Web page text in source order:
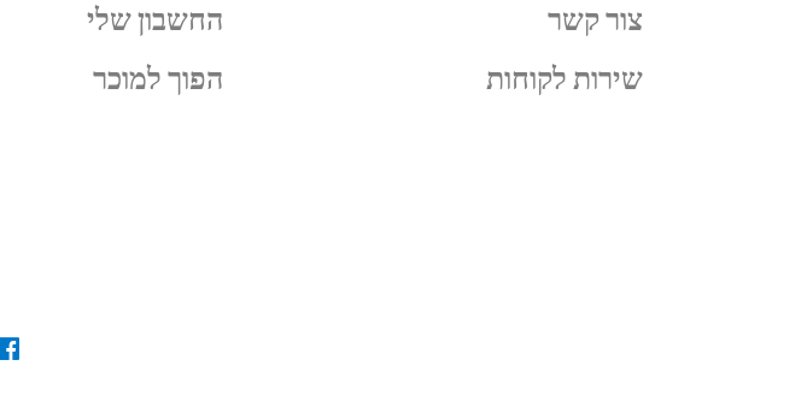
צור קשר
שירות לקוחות
החשבון שלי
הפוך למוכר